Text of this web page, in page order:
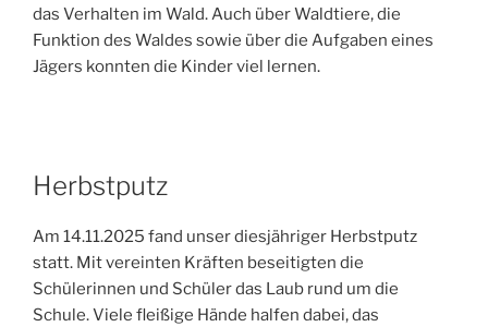
das Verhalten im Wald. Auch über Waldtiere, die
Funktion des Waldes sowie über die Aufgaben eines
Jägers konnten die Kinder viel lernen.
Herbstputz
Am 14.11.2025 fand unser diesjähriger Herbstputz
statt. Mit vereinten Kräften beseitigten die
Schülerinnen und Schüler das Laub rund um die
Schule. Viele fleißige Hände halfen dabei, das